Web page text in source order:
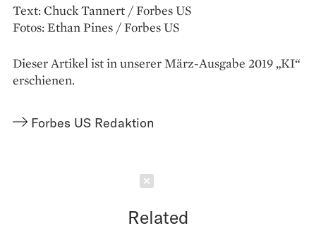
Text: Chuck Tannert / Forbes US
Fotos: Ethan Pines / Forbes US
Dieser Artikel ist in unserer März-Ausgabe 2019 „KI“
erschienen.
Forbes US Redaktion
Related